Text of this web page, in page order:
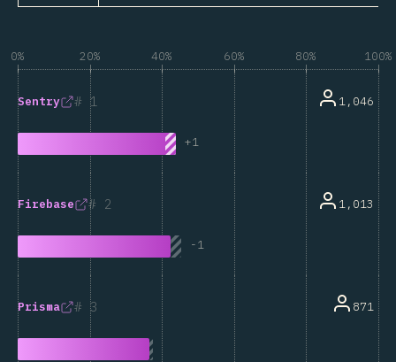
0% 20% 40% 60% 80% 100%
1
Sentry
+1
1,046
2
Firebase
-1
1,013
3
Prisma 871